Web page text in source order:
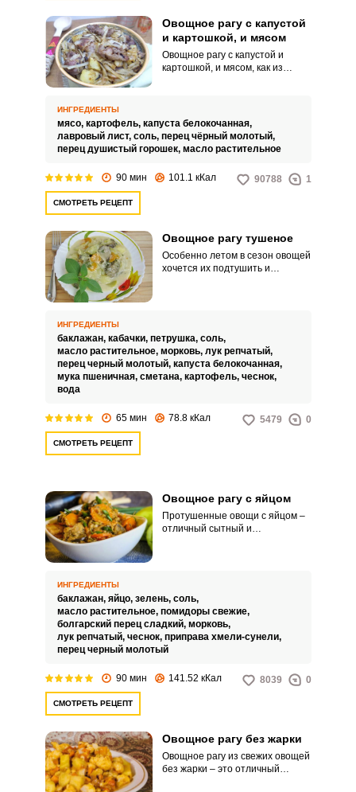
Овощное рагу с капустой
и картошкой, и мясом
Овощное рагу с капустой и
картошкой, и мясом, как из
семьи. Для рагу, согласно
классическим правилам, все
ингредиенты обжариваются, а
затем тушатся с небольшим
чему, кусочки овощей
ИНГРЕДИЕНТЫ
мясо, картофель, капуста белокочанная,
лавровый лист, соль, перец чёрный молотый,
перец душистый горошек, масло растительное
90 мин 101.1 кКал 90788 1
СМОТРЕТЬ РЕЦЕПТ
Овощное рагу тушеное
Особенно летом в сезон овощей
хочется их подтушить и
помидоров со сливочным
вкусом.
ИНГРЕДИЕНТЫ
баклажан, кабачки, петрушка, соль,
масло растительное, морковь, лук репчатый,
перец черный молотый, капуста белокочанная,
мука пшеничная, сметана, картофель, чеснок,
вода
65 мин 78.8 кКал 5479 0
СМОТРЕТЬ РЕЦЕПТ
Овощное рагу с яйцом
Протушенные овощи с яйцом –
отличный сытный и
ИНГРЕДИЕНТЫ
баклажан, яйцо, зелень, соль,
масло растительное, помидоры свежие,
болгарский перец сладкий, морковь,
лук репчатый, чеснок, приправа хмели-сунели,
перец черный молотый
90 мин 141.52 кКал 8039 0
СМОТРЕТЬ РЕЦЕПТ
Овощное рагу без жарки
Овощное рагу из свежих овощей
без жарки – это отличный